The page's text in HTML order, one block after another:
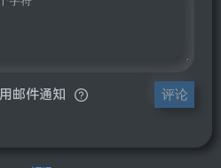
邮件通知 评论